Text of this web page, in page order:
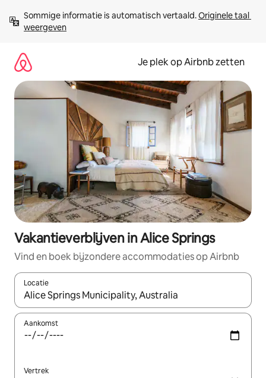
direct
naar
Sommige informatie is automatisch vertaald. Originele taal
weergeven
Je plek op Airbnb zetten
Vakantieverblijven in Alice Springs
Vind en boek bijzondere accommodaties op Airbnb
Locatie
Wanneer er resultaten beschikbaar zijn, maak je een keuze
Aankomst
Vertrek